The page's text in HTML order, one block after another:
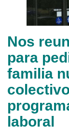
Nos
para
familia
laboral